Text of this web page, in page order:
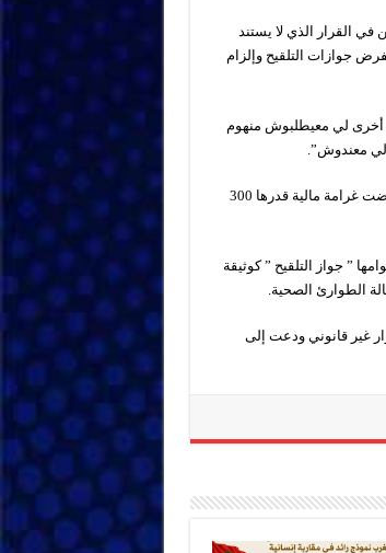
القرار الذي لا يستند
جوازات التلقيح وإلزام
أخرى لي معيطلبوش منهوم
لي معندوش”.
وسجل المتحدث أن الدوريات الأمنية داهمت عدد من المقاهي بالرباط والدار البيضاء وفرضت غرامة مالية قدرها 300
احترازية جديدة قوامها ” جواز التلقيح ” كوثيقة
الطوارئ الصحية.
غير قانوني ودعت إلى